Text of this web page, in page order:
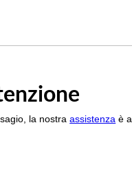
la nostraassistenza è a